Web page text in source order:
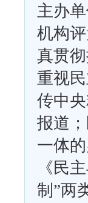
主办
机构
真贯
重视
传中
报道
一体
《民
制”两